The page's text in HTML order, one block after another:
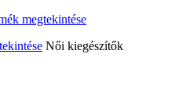
Női kiegészítők